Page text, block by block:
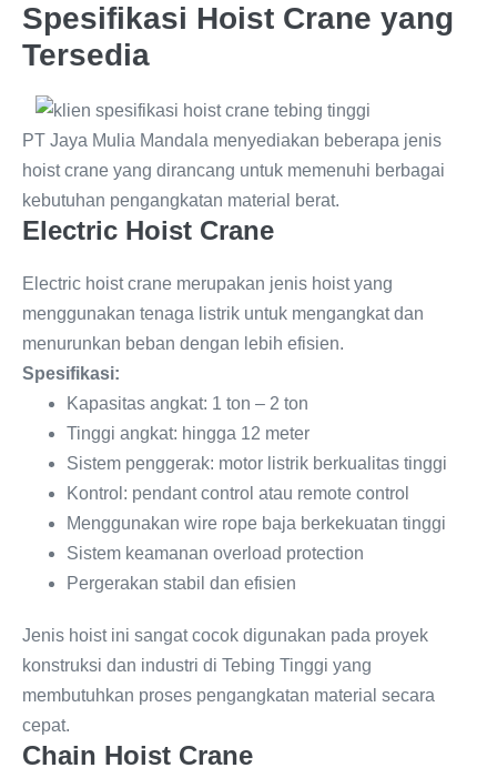
Spesifikasi Hoist Crane yang
Tersedia
PT Jaya Mulia Mandala menyediakan beberapa jenis
hoist crane yang dirancang untuk memenuhi berbagai
kebutuhan pengangkatan material berat.
Electric Hoist Crane
Electric hoist crane merupakan jenis hoist yang
menggunakan tenaga listrik untuk mengangkat dan
menurunkan beban dengan lebih efisien.
Spesifikasi:
Kapasitas angkat: 1 ton – 2 ton
Tinggi angkat: hingga 12 meter
Sistem penggerak: motor listrik berkualitas tinggi
Kontrol: pendant control atau remote control
Menggunakan wire rope baja berkekuatan tinggi
Sistem keamanan overload protection
Pergerakan stabil dan efisien
Jenis hoist ini sangat cocok digunakan pada proyek
konstruksi dan industri di Tebing Tinggi yang
membutuhkan proses pengangkatan material secara
cepat.
Chain Hoist Crane